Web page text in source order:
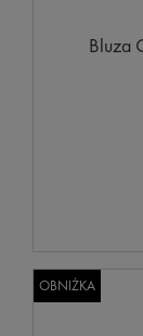
Bluza
OBNIŻKA